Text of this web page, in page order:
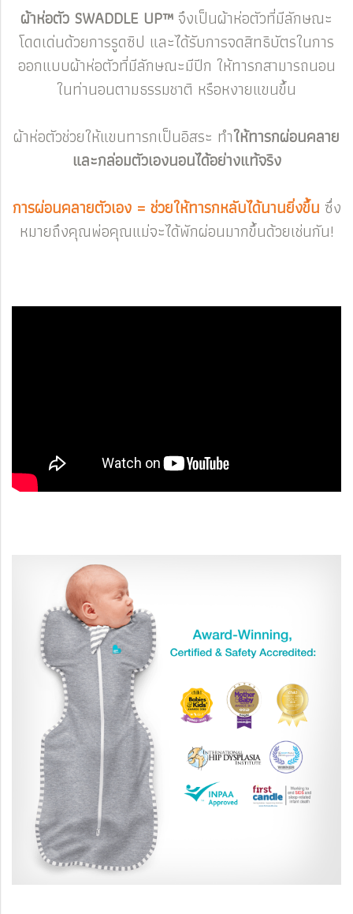
ผ้าห่อตัว SWADDLE UP™จึงเป็นผ้าห่อตัวที่มีลักษณะ
โดดเด่นด้วยการรูดซิป และได้รับการจดสิทธิบัตรในการ
ออกแบบผ้าห่อตัวที่มีลักษณะมีปีก ให้ทารกสามารถนอน
ในท่านอนตามธรรมชาติ หรือหงายแขนขึ้น
ผ้าห่อตัวช่วยให้แขนทารกเป็นอิสระ ทำให้ทารกผ่อนคลาย
และกล่อมตัวเองนอนได้อย่างแท้จริง
การผ่อนคลายตัวเอง = ช่วยให้ทารกหลับได้นานยิ่งขึ้น ซึ่ง
หมายถึงคุณพ่อคุณแม่จะได้พักผ่อนมากขึ้นด้วยเช่นกัน!